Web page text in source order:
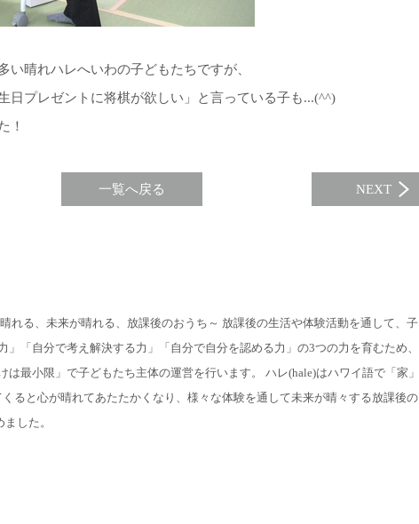
い晴れハレへいわの子どもたちですが、
日プレゼントに将棋が欲しい」と言っている子も...(^^)
！
一覧へ戻る NEXT
る、未来が晴れる、放課後のおうち～ 放課後の生活や体験活動を通して、子
」「自分で考え解決する力」「自分で自分を認める力」の3つの力を育むため、
は最小限」で子どもたち主体の運営を行います。 ハレ(hale)はハワイ語で「家」
ると心が晴れてあたたかくなり、様々な体験を通して未来が晴々する放課後の
した。